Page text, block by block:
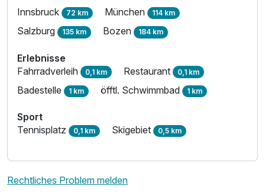
Innsbruck 72 km München 114 km
Salzburg 135 km Bozen 184 km
Erlebnisse
Fahrradverleih 0,1 km Restaurant 0,1 km
Badestelle 1 km öfftl. Schwimmbad 1 km
Sport
Tennisplatz 0,1 km Skigebiet 0,5 km
Rechtliches Problem melden